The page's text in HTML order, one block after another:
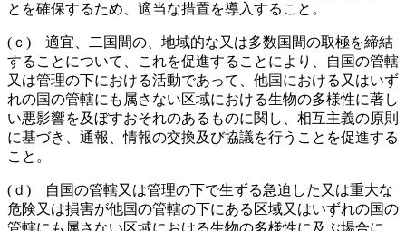
とを確保するため、適当な措置を導入すること。
(ｃ) 適宜、二国間の、地域的な又は多数国間の取極を締結
することについて、これを促進することにより、自国の管轄
又は管理の下における活動であって、他国における又はいず
れの国の管轄にも属さない区域における生物の多様性に著し
い悪影響を及ぼすおそれのあるものに関し、相互主義の原則
に基づき、通報、情報の交換及び協議を行うことを促進する
こと。
(ｄ) 自国の管轄又は管理の下で生ずる急迫した又は重大な
危険又は損害が他国の管轄の下にある区域又はいずれの国の
管轄にも属さない区域における生物の多様性に及ぶ場合に